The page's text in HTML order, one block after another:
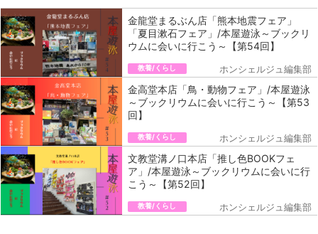
金龍堂まるぶん店「熊本地震フェア」
「夏目漱石フェア」/本屋遊泳～ブックリ
ウムに会いに行こう～【第54回】
教養/くらし ホンシェルジュ編集部
金高堂本店「鳥・動物フェア」/本屋遊泳
～ブックリウムに会いに行こう～【第53
回】
教養/くらし ホンシェルジュ編集部
文教堂溝ノ口本店「推し色BOOKフェ
ア」/本屋遊泳～ブックリウムに会いに行
こう～【第52回】
教養/くらし ホンシェルジュ編集部